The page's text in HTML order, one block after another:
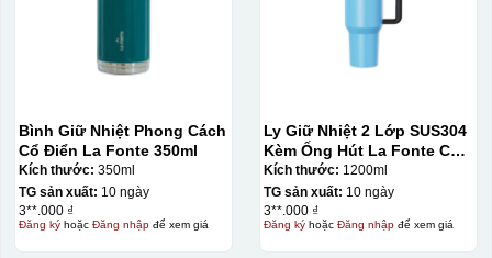
Bình Giữ Nhiệt Phong Cách
Cổ Điển La Fonte 350ml
Kích thước: 350ml
TG sản xuất: 10 ngày
3**.000 ₫
Đăng kýhoặc Đăng nhậpđể xem giá
Ly Giữ Nhiệt 2 Lớp SUS304
Kèm Ống Hút La Fonte Có
Tay Cầm 1200ml
Kích thước: 1200ml
TG sản xuất: 10 ngày
3**.000 ₫
Đăng kýhoặc Đăng nhậpđể xem giá